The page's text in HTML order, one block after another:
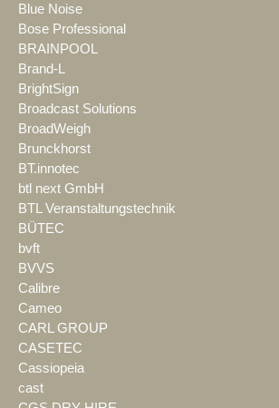
Blue Noise
Bose Professional
BRAINPOOL
Brand-L
BrightSign
Broadcast Solutions
BroadWeigh
Brunckhorst
BT.innotec
btl next GmbH
BTL Veranstaltungstechnik
BÜTEC
bvft
BVVS
Calibre
Cameo
CARL GROUP
CASETEC
Cassiopeia
cast